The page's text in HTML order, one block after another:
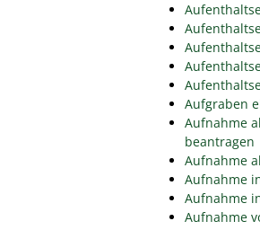
Aufgraben
Aufnahme
beantragen
Aufnahme
Aufnahme
Aufnahme
Aufnahme